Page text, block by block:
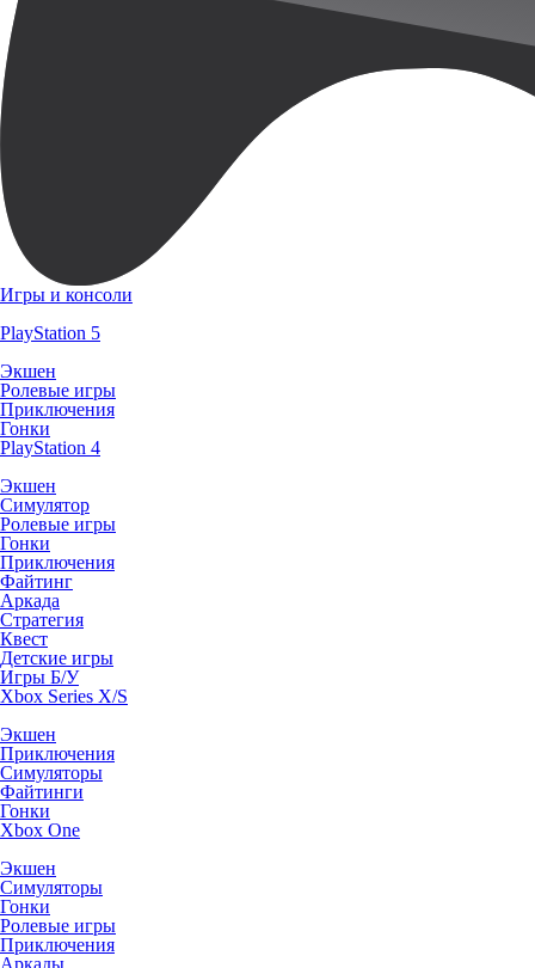
Игры и консоли
PlayStation 5
Экшен
Ролевые игры
Приключения
Гонки
PlayStation 4
Экшен
Симулятор
Ролевые игры
Гонки
Приключения
Файтинг
Аркада
Стратегия
Квест
Детские игры
Игры Б/У
Xbox Series X/S
Экшен
Приключения
Симуляторы
Файтинги
Гонки
Xbox One
Экшен
Симуляторы
Гонки
Ролевые игры
Приключения
Аркады